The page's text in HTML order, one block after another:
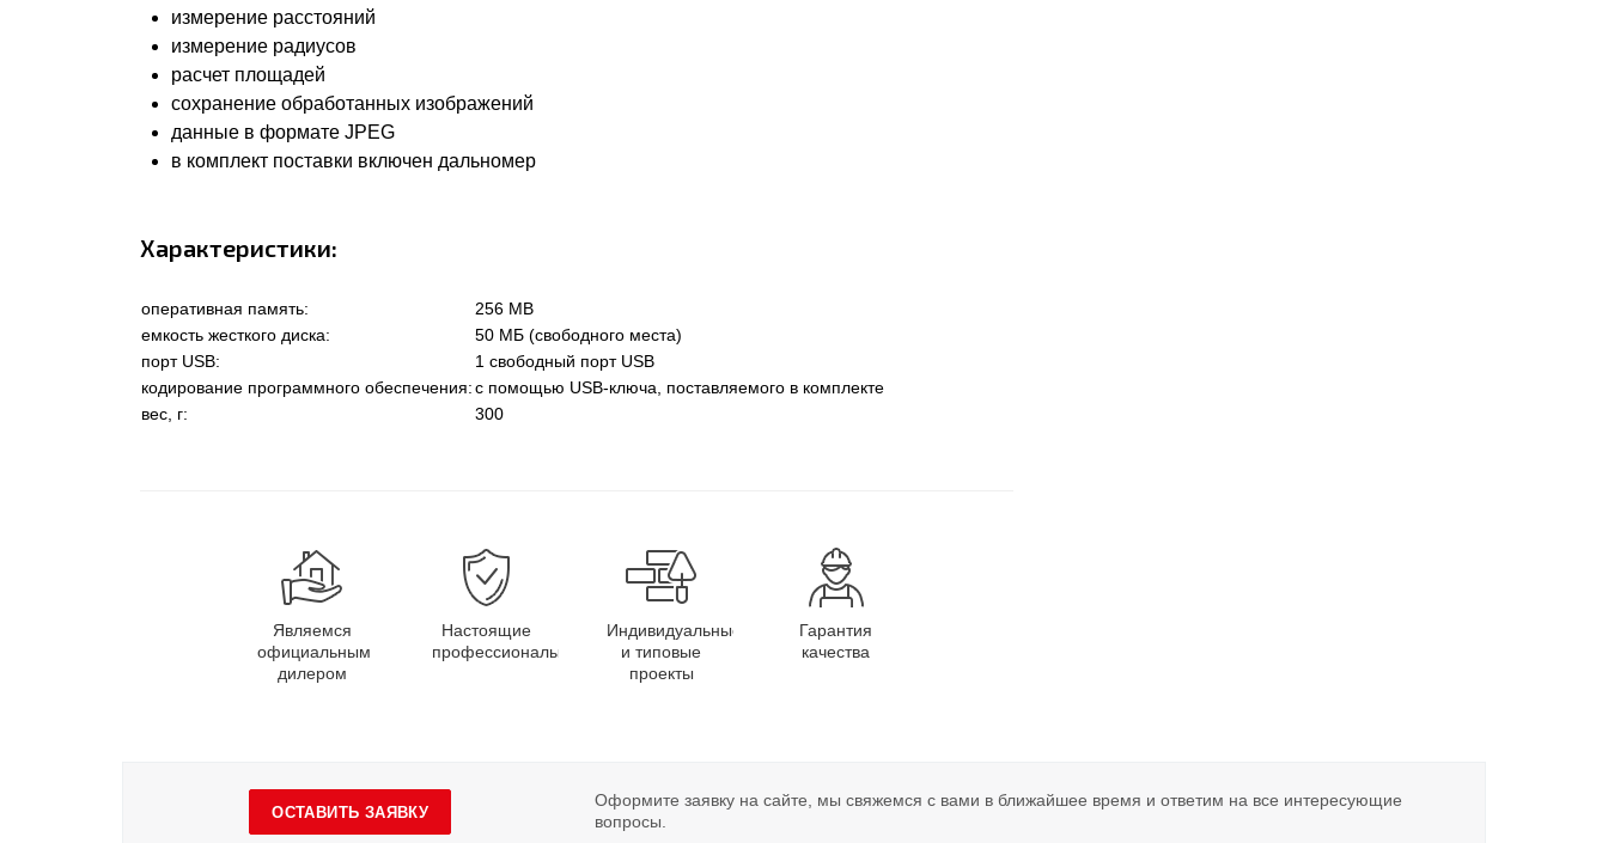
измерение расстояний
измерение радиусов
расчет площадей
сохранение обработанных изображений
данные в формате JPEG
в комплект поставки включен дальномер
Характеристики:
оперативная память:
256 MB
емкость жесткого диска:
50 МБ (свободного места)
порт USB:
1 свободный порт USB
кодирование программного обеспечения:с помощью USB-ключа, поставляемого в комплекте
вес, г:
300
Являемся
официальным
дилером
Настоящие
профессионалы
Индивидуальные
и типовые
проекты
Гарантия
качества
ОСТАВИТЬ ЗАЯВКУ
Оформите заявку на сайте, мы свяжемся с вами в ближайшее время и ответим на все интересующие
вопросы.